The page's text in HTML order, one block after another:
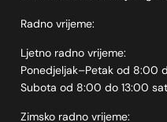
Radno vrijeme:
Ljetno radno vrijeme:
Ponedjeljak–Petak od 8:00
Subota od 8:00 do 13:00
Zimsko radno vrijeme: